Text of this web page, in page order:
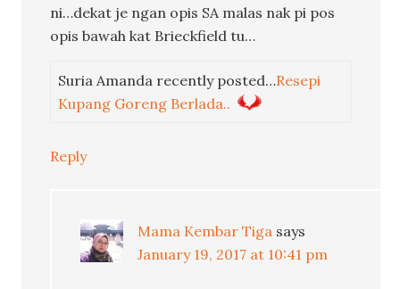
ni…dekat je ngan opis SA malas nak pi pos
opis bawah kat Brieckfield tu…
Suria Amanda recently posted…Resepi
Kupang Goreng Berlada..
Reply
Mama Kembar Tiga says
January 19, 2017 at 10:41 pm